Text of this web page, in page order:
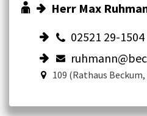
Herr Max
02521 29-1504
109 (Rathaus